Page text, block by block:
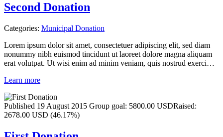
Second Donation
Categories: Municipal Donation
Lorem ipsum dolor sit amet, consectetuer adipiscing elit, sed diam
nonummy nibh euismod tincidunt ut laoreet dolore magna aliquam
erat volutpat. Ut wisi enim ad minim veniam, quis nostrud exerci…
Learn more
Published 19 August 2015 Group goal: 5800.00 USDRaised:
2678.00 USD (46.17%)